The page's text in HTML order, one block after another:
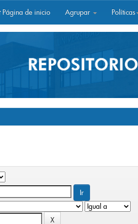
Página de inicio Agrupar Políticas